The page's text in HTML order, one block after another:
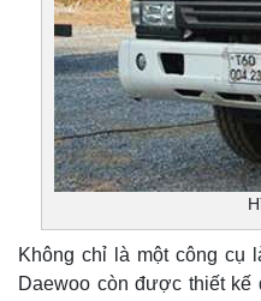
Không chỉ là một công cụ
Daewoo còn được thiết